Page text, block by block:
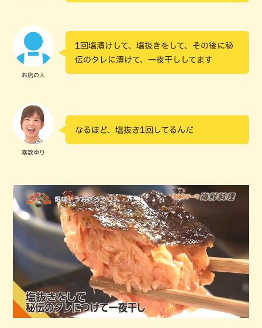
お店の人
1回塩漬けして、塩抜きをして、その後に秘
伝のタレに漬けて、一夜干ししてます
嘉数ゆり
なるほど、塩抜き1回してるんだ